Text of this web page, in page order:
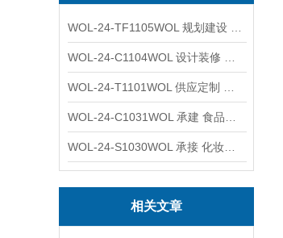
相关文章